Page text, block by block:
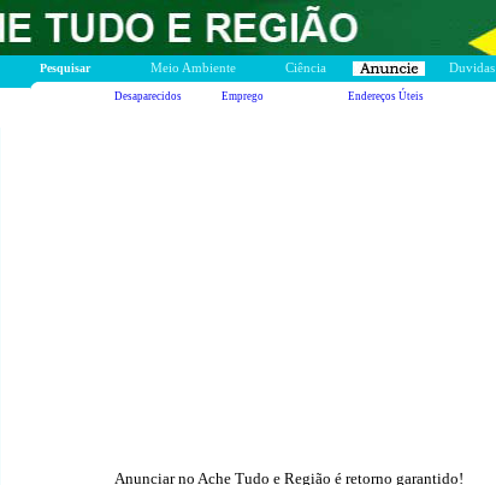
Pesquisar Meio Ambiente Ciência Duvidas
Desaparecidos Emprego Endereços Úteis
Anunciar no Ache Tudo e Região é retorno garantido!